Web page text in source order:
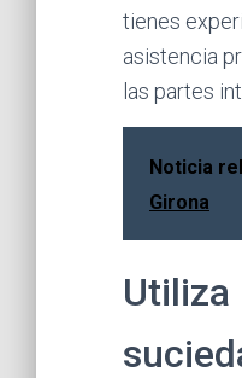
tienes
asistencia
las partes
Noticia
Girona
Utiliza